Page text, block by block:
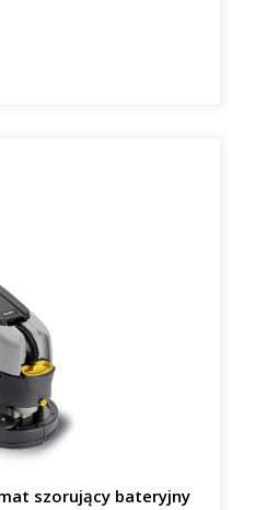
szorujący bateryjny